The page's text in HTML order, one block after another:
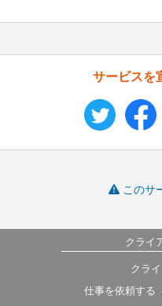
サービスを
このサ
クライ
クラ
仕事を依頼する